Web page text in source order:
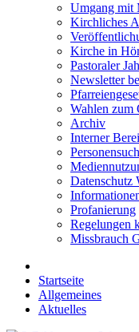
Umgang mit
Kirchliches
Kirche in
Pastoraler
Newsletter
Wahlen zum
Archiv
Interner
Datenschutz
Profanierung
Regelungen
Missbrauch
Startseite
Allgemeines
Aktuelles